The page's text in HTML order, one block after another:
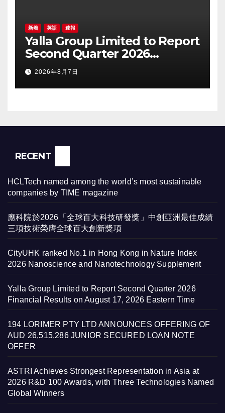
新着 英語 速報
Yalla Group Limited to Report
Second Quarter 2026
Financial Results on August
17, 2026 Eastern Time
2026年8月7日
RECENT
HCLTech named among the world’s most sustainable
companies by TIME magazine
應科院於2026「全球百大科技研發獎」中創亞洲最佳成績
三項技術榮膺全球百大創新獎項
CityUHK ranked No.1 in Hong Kong in Nature Index
2026 Nanoscience and Nanotechnology Supplement
Yalla Group Limited to Report Second Quarter 2026
Financial Results on August 17, 2026 Eastern Time
194 LORIMER PTY LTD ANNOUNCES OFFERING OF
AUD 26,515,286 JUNIOR SECURED LOAN NOTE
OFFER
ASTRI Achieves Strongest Representation in Asia at
2026 R&D 100 Awards, with Three Technologies Named
Global Winners